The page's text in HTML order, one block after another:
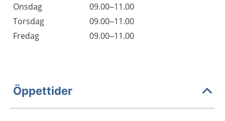
Onsdag
09.00–11.00
Torsdag
09.00–11.00
Fredag
09.00–11.00
Öppettider